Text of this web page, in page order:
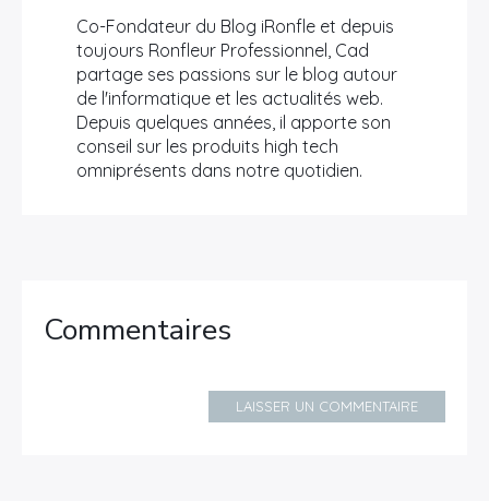
Co-Fondateur du Blog iRonfle et depuis
toujours Ronfleur Professionnel, Cad
partage ses passions sur le blog autour
de l'informatique et les actualités web.
Depuis quelques années, il apporte son
conseil sur les produits high tech
omniprésents dans notre quotidien.
Commentaires
LAISSER UN COMMENTAIRE